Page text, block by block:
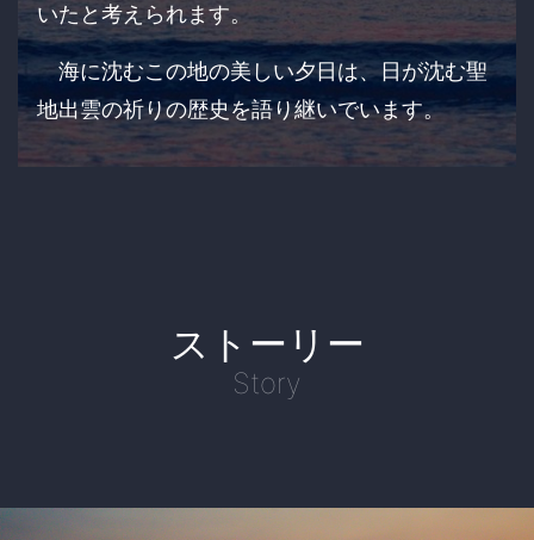
いたと考えられます。
海に沈むこの地の美しい夕日は、日が沈む聖
地出雲の祈りの歴史を語り継いでいます。
ストーリー
Story